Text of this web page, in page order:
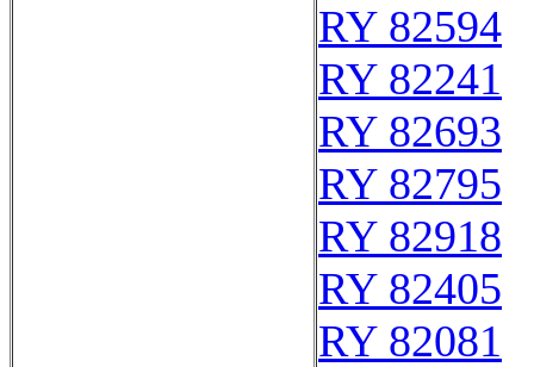
RY 82594
RY 82241
RY 82693
RY 82795
RY 82918
RY 82405
RY 82081